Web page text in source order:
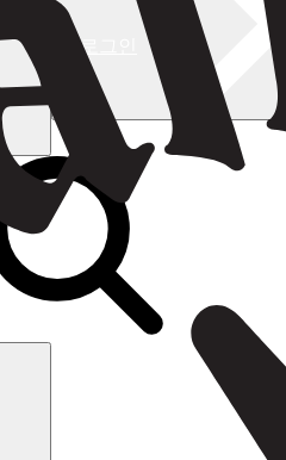
로그인